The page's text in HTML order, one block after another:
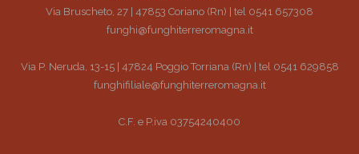
Via Bruscheto, 27 | 47853 Coriano (Rn) | tel 0541 657308
funghi@funghiterreromagna.it
Via P. Neruda, 13-15 | 47824 Poggio Torriana (Rn) | tel 0541 629858
funghifiliale@funghiterreromagna.it
C.F. e P.iva 03754240400